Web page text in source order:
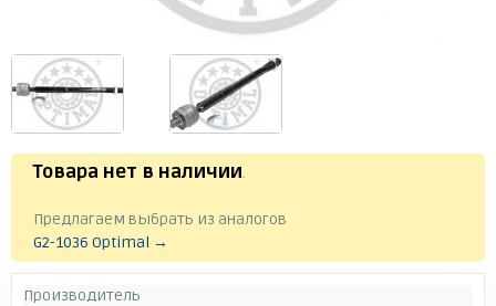
Товара нет в наличии.
Предлагаем выбрать из аналогов
G2-1036 Optimal →
Производитель